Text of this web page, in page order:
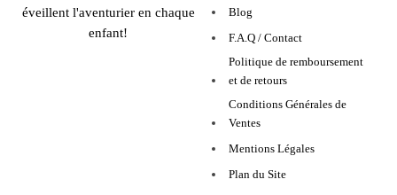
éveillent l'aventurier en chaque
enfant!
Blog
F.A.Q / Contact
Politique de remboursement
et de retours
Conditions Générales de
Ventes
Mentions Légales
Plan du Site